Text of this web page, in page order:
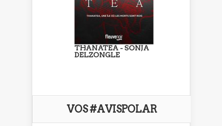
THANATEA - SONJA
DELZONGLE
VOS #AVISPOLAR